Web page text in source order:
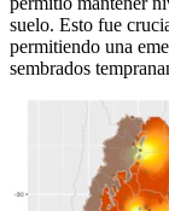
suelo. Esto fue
permitiendo una
sembrados